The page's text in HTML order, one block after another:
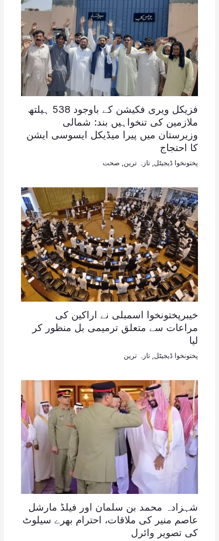
فزیکل ویری فکیشن کے باوجود 538 ہیلتھ
ملازمین کی تنخواہیں بند: شمالی
وزیرستان میں پیرا میڈیکل ایسوسی ایشن
کا احتجاج
پختونخوا ڈیجیٹل, تازہ ترین, صحت
خیبرپختونخوا اسمبلی نے اراکین کی
مراعات سے متعلق ترمیمی بل منظور کر
لیا
پختونخوا ڈیجیٹل تازہ ترین
شہزادہ محمد بن سلمان اور فیلڈ مارشل
عاصم منیر کی ملاقات، احترام بھرے سیلوٹ
کی تصویر وائرل